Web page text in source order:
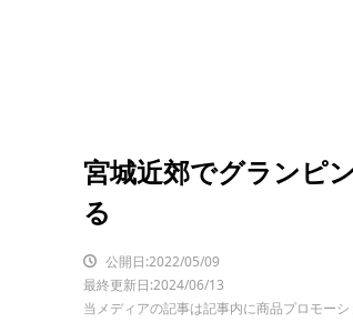
宮城近郊でグランピ
る
公開日:2022/05/09
最終更新日:2024/06/13
当メディアの記事は記事内に商品プロモーシ